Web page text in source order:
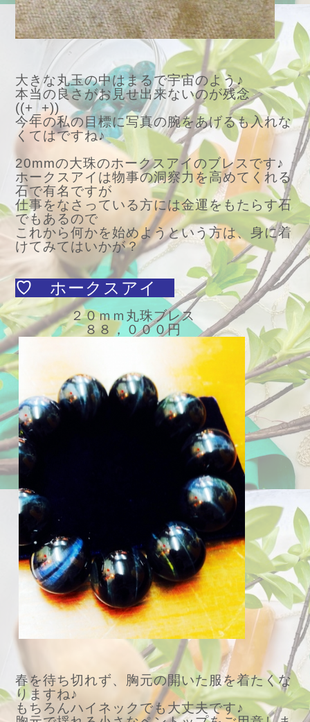
大きな丸玉の中はまるで宇宙のよう♪
本当の良さがお見せ出来ないのが残念
((+_+))
今年の私の目標に写真の腕をあげるも入れな
くてはですね♪
20mmの大珠のホークスアイのブレスです♪
ホークスアイは物事の洞察力を高めてくれる
石で有名ですが
仕事をなさっている方には金運をもたらす石
でもあるので
これから何かを始めようという方は、身に着
けてみてはいかが？
♡ ホークスアイ
２０ｍｍ丸珠ブレス
８８，０００円
春を待ち切れず、胸元の開いた服を着たくな
りますね♪
もちろんハイネックでも大丈夫です♪